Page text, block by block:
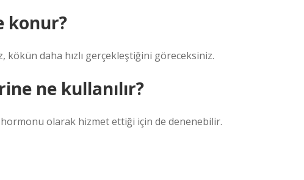
konur?
daha hızlı gerçekleştiğini göreceksiniz.
ne kullanılır?
olarak hizmet ettiği için de denenebilir.